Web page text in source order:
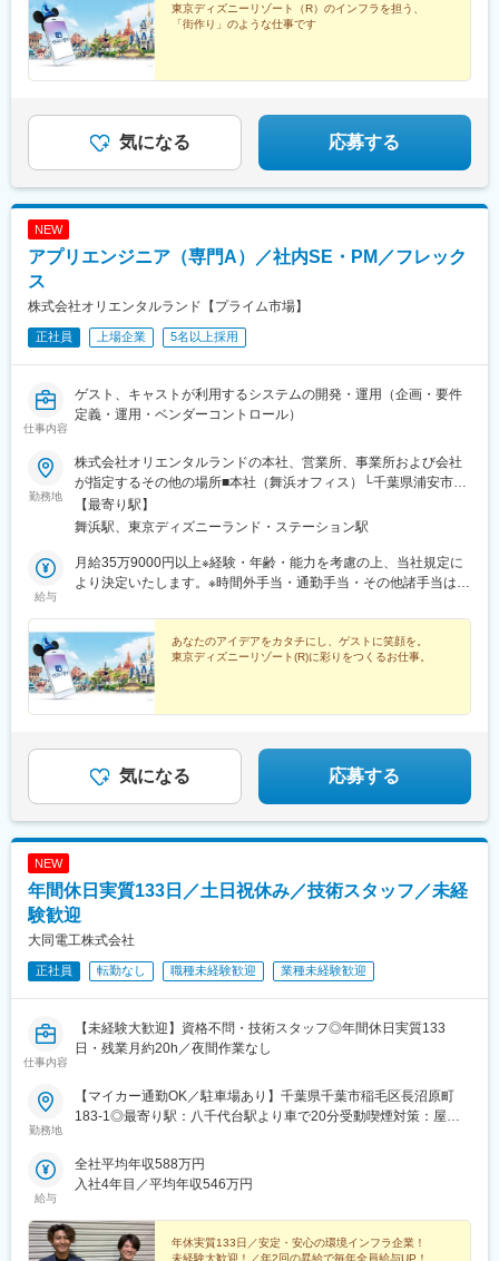
勤務15時間／月の場合（固定残業制度はございません）※経験・
年齢・能力を考慮の上、当社規定により決定いたします。※通勤手
当、その他諸手当は上記想定年収に含まれておりません。別途支
給いたします。※ステージ参考 専門B→専門A→スペシャリスト
東京ディズニーリゾート（R）のインフラを担う、
「街作り」のような仕事です
気になる 応募する
NEW
アプリエンジニア（専門A）／社内SE・PM／フレック
ス
株式会社オリエンタルランド【プライム市場】
正社員 上場企業 5名以上採用
仕事内容
ゲスト、キャストが利用するシステムの開発・運用（企画・要件
定義・運用・ベンダーコントロール）
勤務地
株式会社オリエンタルランドの本社、営業所、事業所および会社
が指定するその他の場所■本社（舞浜オフィス）└千葉県浦安市舞
浜1-1└JR京葉線「舞浜駅」より徒歩10分＼リモートワーク可能
／・社内規定あり・頻度などは担当業務やプロジェクト状況など
【最寄り駅】
舞浜駅、東京ディズニーランド・ステーション駅
給与
月給35万9000円以上※経験・年齢・能力を考慮の上、当社規定に
より決定いたします。※時間外手当・通勤手当・その他諸手当は下
給内ににみなし残業代は含まれておりません。【年収例】大学
卒・職種経験8年目・専門Aステージ 年収677万円大学卒・職種
経験13年目・専門Aステージ 年収727万円 ※時間外勤務15時間／
月の場合※経験・年齢・能力を考慮の上、当社規定により決定いた
します。※通勤手当、その他諸手当は上記想定年収に含まれており
メント（管理職）本求人は専門Aでの募集となりますので、専門A
の基準で選考を行います。選考過程で専門Aではなく専門Bの方で
お進みをいただきたいと判断した場合は、専門Bの求人をご紹介を
させていただく場合がございます。その場合は書類選考からのス
タートとなります。ご容赦ください。
あなたのアイデアをカタチにし、ゲストに笑顔を。
東京ディズニーリゾート(R)に彩りをつくるお仕事。
気になる 応募する
NEW
年間休日実質133日／土日祝休み／技術スタッフ／未経
験歓迎
大同電工株式会社
正社員 転勤なし 職種未経験歓迎 業種未経験歓迎
仕事内容
【未経験大歓迎】資格不問・技術スタッフ◎年間休日実質133
日・残業月約20h／夜間作業なし
勤務地
【マイカー通勤OK／駐車場あり】千葉県千葉市稲毛区長沼原町
183-1◎最寄り駅：八千代台駅より車で20分受動喫煙対策：屋内
給与
全社平均年収588万円
入社4年目／平均年収546万円
年休実質133日／安定・安心の環境インフラ企業！
未経験大歓迎！／年2回の昇給で毎年全員給与UP！